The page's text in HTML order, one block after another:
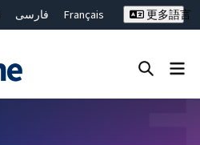
فارسی
Français
更多語言